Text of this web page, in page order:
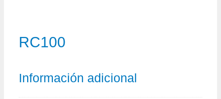
RC100
Información adicional